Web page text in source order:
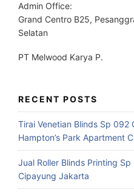
Admin Office:
Grand Centro B25,
Selatan
PT Melwood Karya P.
RECENT POSTS
Tirai Venetian Blinds Sp 092
Hampton’s Park Apartment
Jual Roller Blinds Printing
Cipayung Jakarta